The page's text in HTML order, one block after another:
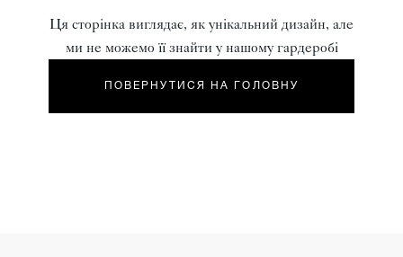
Ця сторінка виглядає, як унікальний дизайн, але
ми не можемо її знайти у нашому гардеробі
ПОВЕРНУТИСЯ НА ГОЛОВНУ